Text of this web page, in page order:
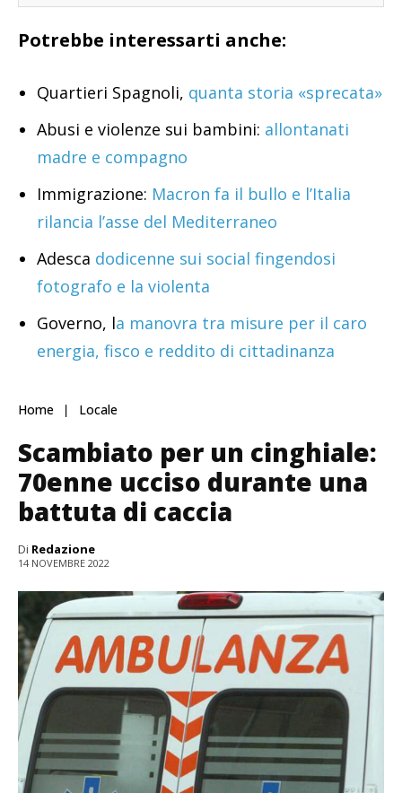
Potrebbe interessarti anche:
Quartieri Spagnoli, quanta storia «sprecata»
Abusi e violenze sui bambini: allontanati
madre e compagno
Immigrazione: Macron fa il bullo e l’Italia
rilancia l’asse del Mediterraneo
Adesca dodicenne sui social fingendosi
fotografo e la violenta
Governo, la manovra tra misure per il caro
energia, fisco e reddito di cittadinanza
Home Locale
Scambiato per un cinghiale:
70enne ucciso durante una
battuta di caccia
Di Redazione
14 NOVEMBRE 2022